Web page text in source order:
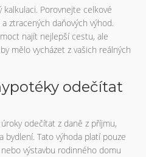
Porovnejte celkové
ztracených daňových výhod.
najít nejlepší cestu, ale
mělo vycházet z vašich reálných
odečítat
odečítat z daně z příjmu,
bydlení. Tato výhoda platí pouze
výstavbu rodinného domu